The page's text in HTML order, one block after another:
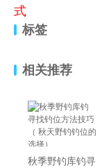
式
标签
相关推荐
秋季野钓库钓寻